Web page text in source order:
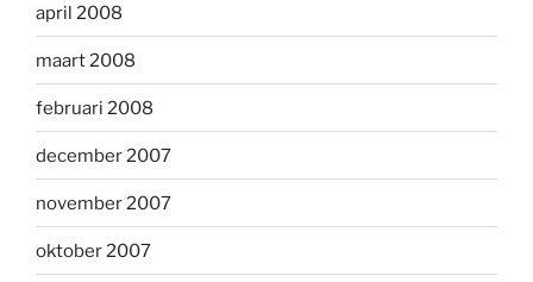
april 2008
maart 2008
februari 2008
december 2007
november 2007
oktober 2007